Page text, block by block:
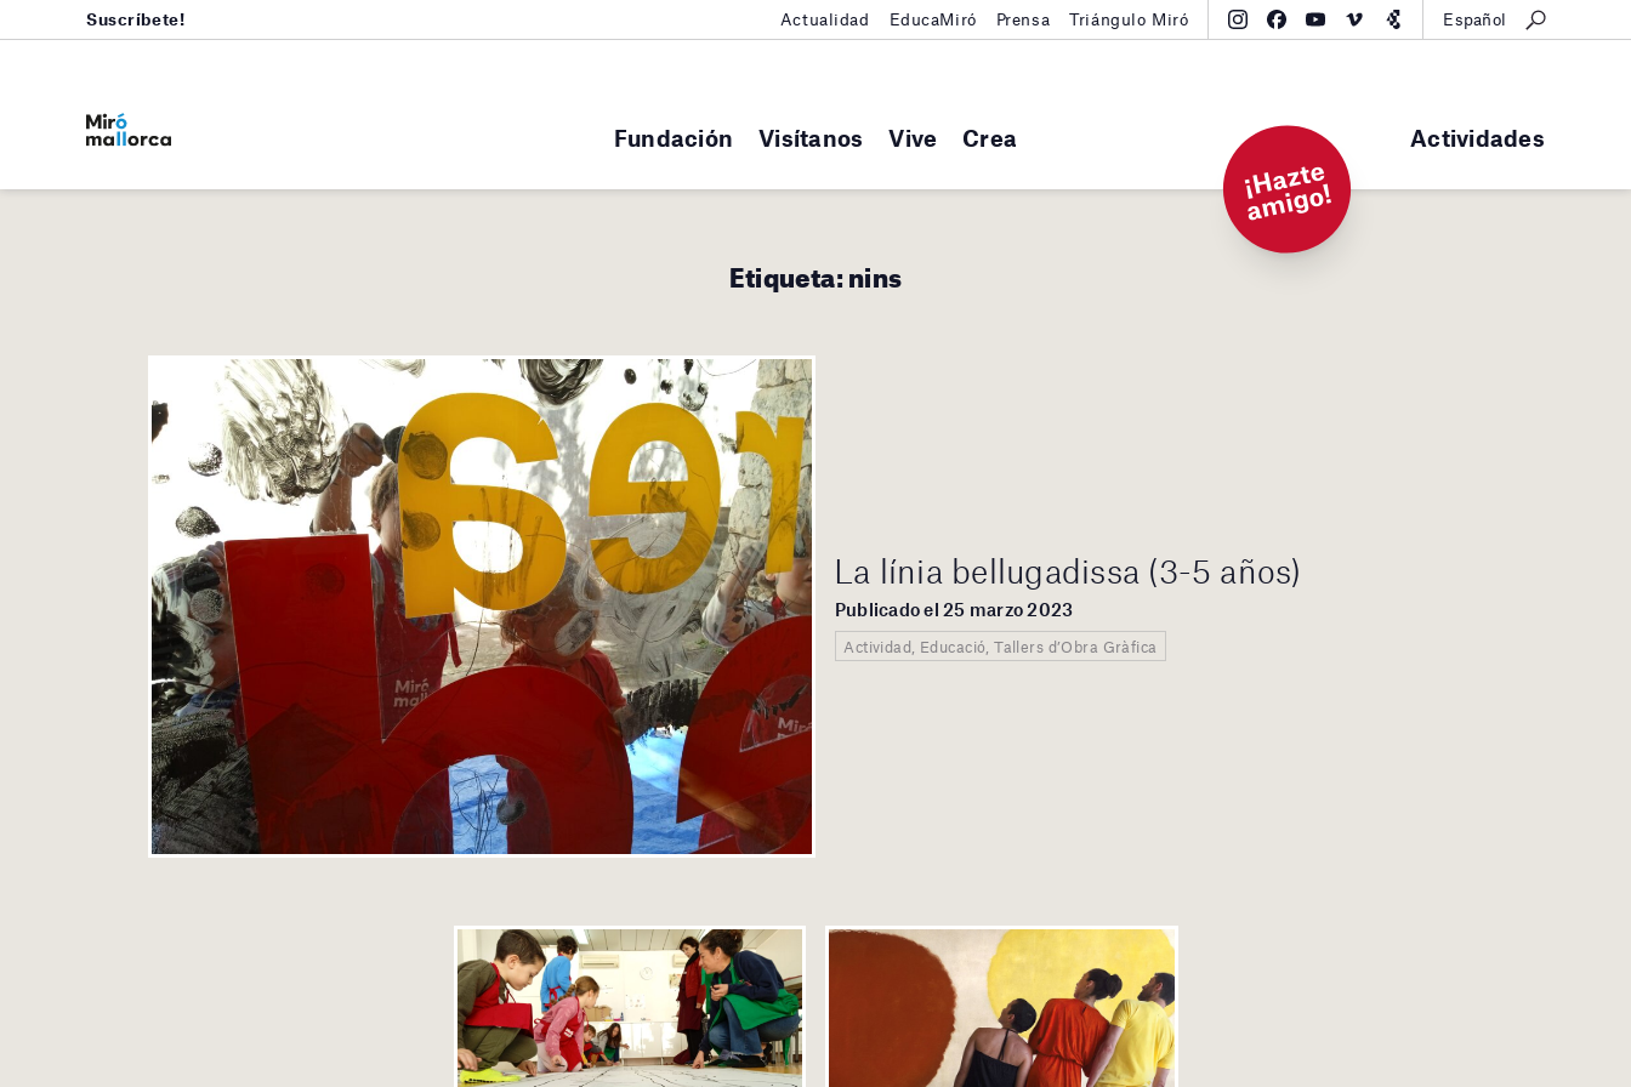
Fundación Visítanos Vive Crea Actividades
Suscríbete! Actualidad EducaMiró Prensa Triángulo Miró Español
¡
H
a
zt
e
a
mi
g
o!
Etiqueta:nins
La línia bellugadissa (3-5 años)
Publicado el 25 marzo 2023
Actividad, Educació, Tallers d’Obra Gràfica